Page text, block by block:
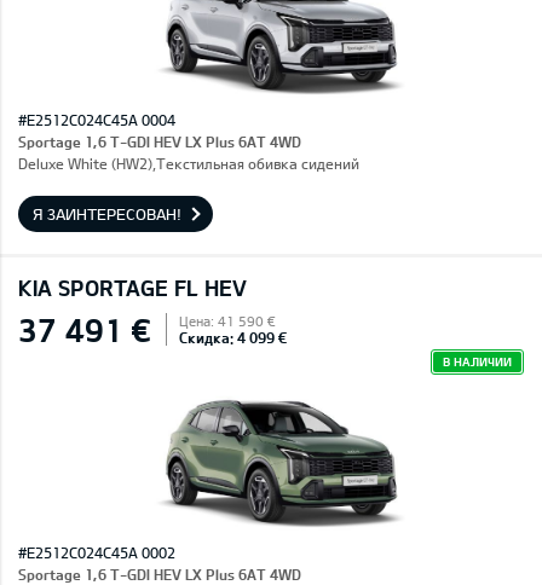
#E2512C024C45A 0004
Sportage 1,6 T-GDI HEV LX Plus 6AT 4WD
Deluxe White (HW2),Текстильная обивка сидений
Я ЗАИНТЕРЕСОВАН!
KIA SPORTAGE FL HEV
37 491 € Цена: 41 590 €
Скидка: 4 099 €
В НАЛИЧИИ
#E2512C024C45A 0002
Sportage 1,6 T-GDI HEV LX Plus 6AT 4WD